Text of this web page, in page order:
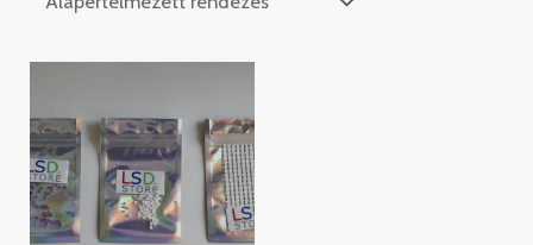
-
€2,500.00